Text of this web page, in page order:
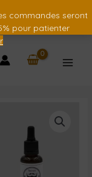
commandes seront
pour patienter